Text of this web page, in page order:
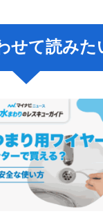
せて読みた